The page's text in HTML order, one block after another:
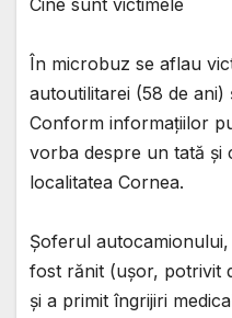
Cine sunt victimele
În microbuz se aflau
autoutilitarei (58 de ani)
Conform informațiilor
vorba despre un tată și
localitatea Cornea.
Șoferul
fost rănit (ușor, potrivit
și a primit îngrijiri